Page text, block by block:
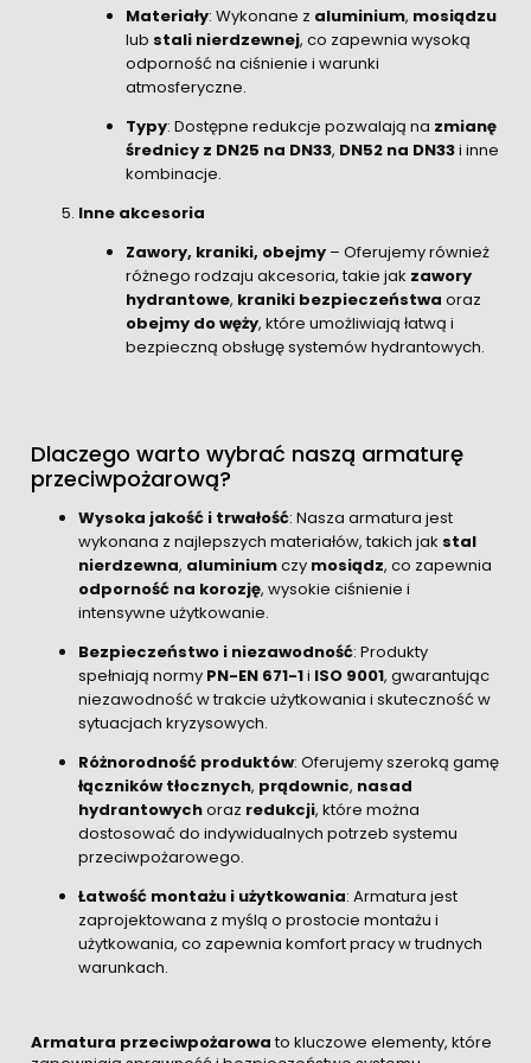
Materiały: Wykonane z aluminium, mosiądzu
lub stali nierdzewnej, co zapewnia wysoką
odporność na ciśnienie i warunki
atmosferyczne.
Typy: Dostępne redukcje pozwalają na zmianę
średnicy z DN25 na DN33, DN52 na DN33i inne
kombinacje.
Inne akcesoria
Zawory, kraniki, obejmy – Oferujemy również
różnego rodzaju akcesoria, takie jak zawory
hydrantowe, kraniki bezpieczeństwa oraz
obejmy do węży, które umożliwiają łatwą i
bezpieczną obsługę systemów hydrantowych.
Dlaczego warto wybrać naszą armaturę
przeciwpożarową?
Wysoka jakość i trwałość: Nasza armatura jest
wykonana z najlepszych materiałów, takich jak stal
nierdzewna, aluminiumczy mosiądz, co zapewnia
odporność na korozję, wysokie ciśnienie i
intensywne użytkowanie.
Bezpieczeństwo i niezawodność: Produkty
spełniają normy PN-EN 671-1i ISO 9001, gwarantując
niezawodność w trakcie użytkowania i skuteczność w
sytuacjach kryzysowych.
Różnorodność produktów: Oferujemy szeroką gamę
łączników tłocznych, prądownic, nasad
hydrantowychoraz redukcji, które można
dostosować do indywidualnych potrzeb systemu
przeciwpożarowego.
Łatwość montażu i użytkowania: Armatura jest
zaprojektowana z myślą o prostocie montażu i
użytkowania, co zapewnia komfort pracy w trudnych
warunkach.
Armatura przeciwpożarowato kluczowe elementy, które